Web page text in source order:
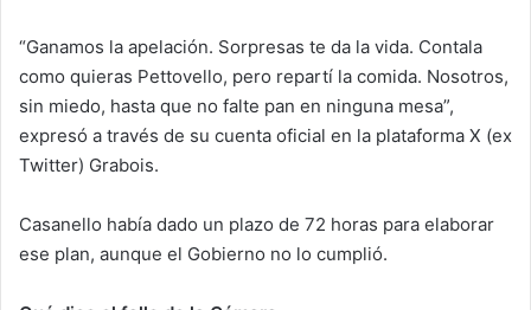
“Ganamos la apelación. Sorpresas te da la vida. Contala
como quieras Pettovello, pero repartí la comida. Nosotros,
sin miedo, hasta que no falte pan en ninguna mesa”,
expresó a través de su cuenta oficial en la plataforma X (ex
Twitter) Grabois.
Casanello había dado un plazo de 72 horas para elaborar
ese plan, aunque el Gobierno no lo cumplió.